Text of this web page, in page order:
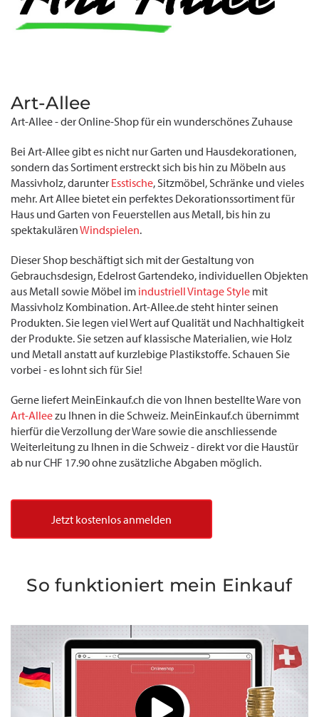
Art-Allee
Art-Allee - der Online-Shop für ein wunderschönes Zuhause
Bei Art-Allee gibt es nicht nur Garten und Hausdekorationen,
sondern das Sortiment erstreckt sich bis hin zu Möbeln aus
Massivholz, darunter Esstische, Sitzmöbel, Schränke und vieles
mehr. Art Allee bietet ein perfektes Dekorationssortiment für
Haus und Garten von Feuerstellen aus Metall, bis hin zu
spektakulärenWindspielen.
Dieser Shop beschäftigt sich mit der Gestaltung von
Gebrauchsdesign, Edelrost Gartendeko, individuellen Objekten
aus Metall sowie Möbel im industriell Vintage Style mit
Massivholz Kombination. Art-Allee.de steht hinter seinen
Produkten. Sie legen viel Wert auf Qualität und Nachhaltigkeit
der Produkte. Sie setzen auf klassische Materialien, wie Holz
und Metall anstatt auf kurzlebige Plastikstoffe. Schauen Sie
vorbei - es lohnt sich für Sie!
Gerne liefert MeinEinkauf.ch die von Ihnen bestellte Ware von
Art-Alleezu Ihnen in die Schweiz. MeinEinkauf.ch übernimmt
hierfür die Verzollung der Ware sowie die anschliessende
Weiterleitung zu Ihnen in die Schweiz - direkt vor die Haustür
ab nur CHF 17.90 ohne zusätzliche Abgaben möglich.
Jetzt kostenlos anmelden
So funktioniert mein Einkauf